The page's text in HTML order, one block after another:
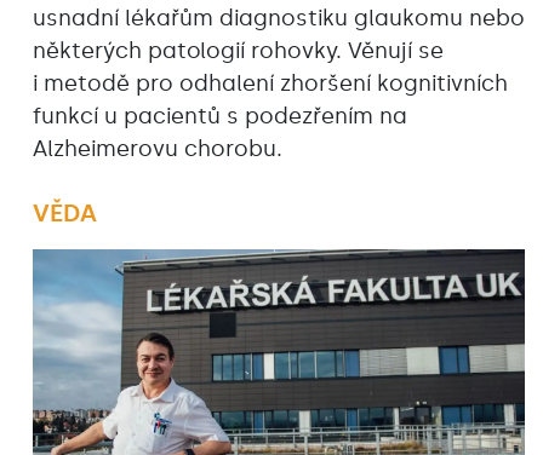
usnadní lékařům diagnostiku glaukomu nebo
některých patologií rohovky. Věnují se
i metodě pro odhalení zhoršení kognitivních
funkcí u pacientů s podezřením na
Alzheimerovu chorobu.
VĚDA